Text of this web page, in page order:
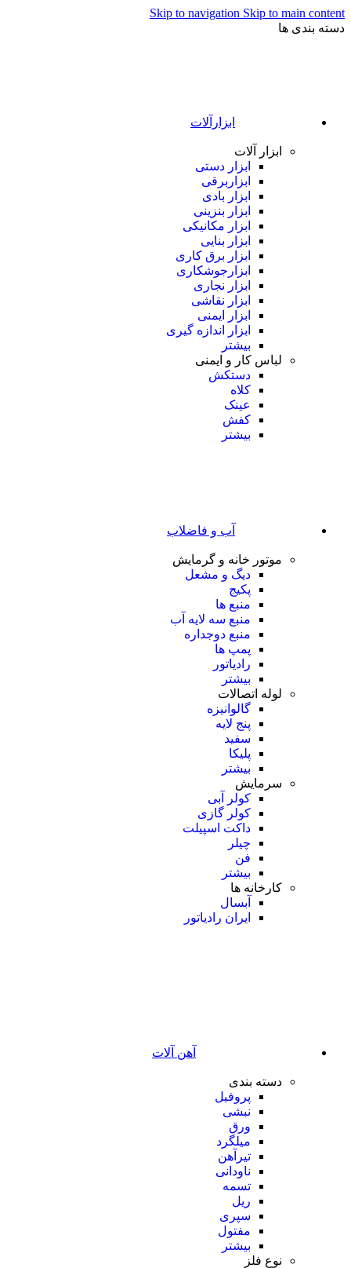
Skip to navigation Skip to main content
دسته بندی ها
ابزارآلات
ابزار آلات
ابزار دستی
ابزاربرقی
ابزار بادی
ابزار بنزینی
ابزار مکانیکی
ابزار بنایی
ابزار برق کاری
ابزارجوشکاری
ابزار نجاری
ابزار نقاشی
ابزار ایمنی
ابزار اندازه گیری
بیشتر
لباس کار و ایمنی
دستکش
کلاه
عینک
کفش
بیشتر
آب و فاضلاب
موتور خانه و گرمایش
دیگ و مشعل
پکیج
منبع ها
منبع سه لایه آب
منبع دوجداره
پمپ ها
رادیاتور
بیشتر
لوله اتصالات
گالوانیزه
پنج لایه
سفید
پلیکا
بیشتر
سرمایش
کولر آبی
کولر گازی
داکت اسپیلت
چیلر
فن
بیشتر
کارخانه ها
آبسال
ایران رادیاتور
آهن آلات
دسته بندی
پروفیل
نبشی
ورق
میلگرد
تیرآهن
ناودانی
تسمه
ریل
سپری
مفتول
بیشتر
نوع فلز